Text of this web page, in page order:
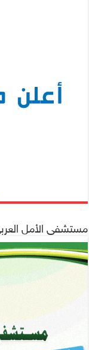
مستشفى الأمل